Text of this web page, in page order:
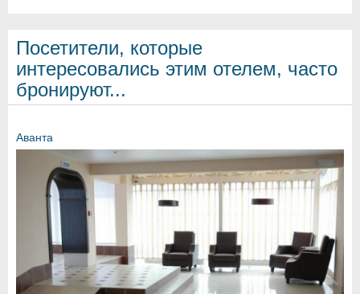
Посетители, которые
интересовались этим отелем, часто
бронируют...
Аванта